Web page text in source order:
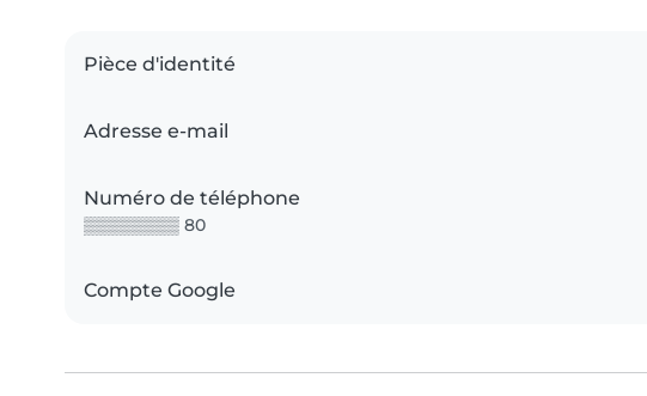
Pièce d'identité
Adresse e-mail
Numéro de téléphone
▒▒▒▒▒▒▒▒ 80
Compte Google